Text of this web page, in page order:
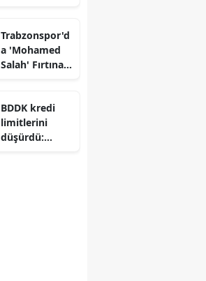
Trabzonspor'd
a 'Mohamed
Salah' Fırtınası
Salladı!
BDDK kredi
limitlerini
düşürdü: